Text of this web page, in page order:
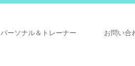
パーソナル＆トレーナー お問い合